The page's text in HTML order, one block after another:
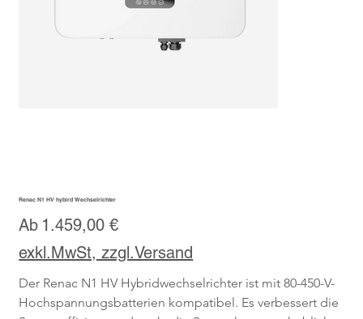
Renac N1 HV hybird Wechselrichter
Ab Preis
1.459,00 €
exkl.MwSt, zzgl.Versand
Der Renac N1 HV Hybridwechselrichter ist mit 80-450-V-
Hochspannungsbatterien kompatibel. Es verbessert die